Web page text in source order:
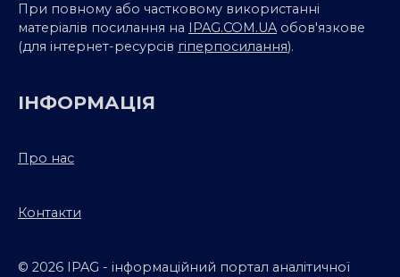
При повному або частковому використанні
матеріалів посилання на IPAG.COM.UA обов'язкове
(для інтернет-ресурсів гіперпосилання).
ІНФОРМАЦІЯ
Про нас
Контакти
© 2026 IPAG - інформаційний портал аналітичної